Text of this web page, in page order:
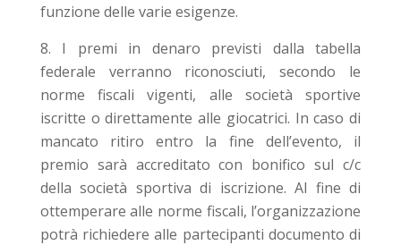
funzione delle varie esigenze.
I premi in denaro previsti dalla tabella
federale verranno riconosciuti, secondo le
norme fiscali vigenti, alle società sportive
iscritte o direttamente alle giocatrici. In caso di
mancato ritiro entro la fine dell’evento, il
premio sarà accreditato con bonifico sul c/c
della società sportiva di iscrizione. Al fine di
ottemperare alle norme fiscali, l’organizzazione
potrà richiedere alle partecipanti documento di